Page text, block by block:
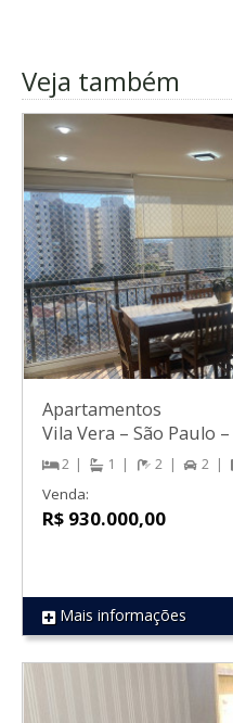
Veja também
REF 1806
Apartamentos
Vila Vera – São Paulo –
2 1 2 2
Venda:
R$ 930.000,00
Mais informações